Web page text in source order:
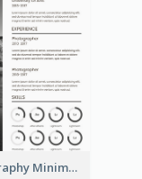
Photography Minimalist Design Resume